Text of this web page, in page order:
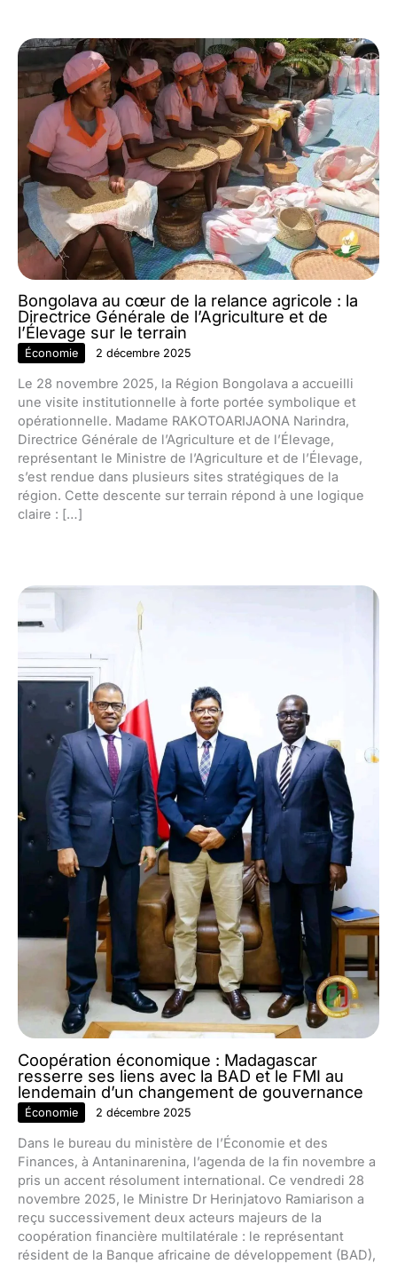
Bongolava au cœur de la relance agricole : la
Directrice Générale de l’Agriculture et de
l’Élevage sur le terrain
Économie 2 décembre 2025
Le 28 novembre 2025, la Région Bongolava a accueilli
une visite institutionnelle à forte portée symbolique et
opérationnelle. Madame RAKOTOARIJAONA Narindra,
Directrice Générale de l’Agriculture et de l’Élevage,
représentant le Ministre de l’Agriculture et de l’Élevage,
s’est rendue dans plusieurs sites stratégiques de la
région. Cette descente sur terrain répond à une logique
claire : […]
Coopération économique : Madagascar
resserre ses liens avec la BAD et le FMI au
lendemain d’un changement de gouvernance
Économie 2 décembre 2025
Dans le bureau du ministère de l’Économie et des
Finances, à Antaninarenina, l’agenda de la fin novembre a
pris un accent résolument international. Ce vendredi 28
novembre 2025, le Ministre Dr Herinjatovo Ramiarison a
reçu successivement deux acteurs majeurs de la
coopération financière multilatérale : le représentant
résident de la Banque africaine de développement (BAD),